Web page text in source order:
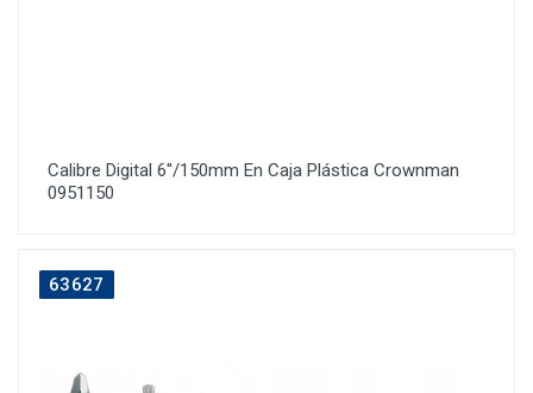
Calibre Digital 6''/150mm En Caja Plástica Crownman
0951150
63627